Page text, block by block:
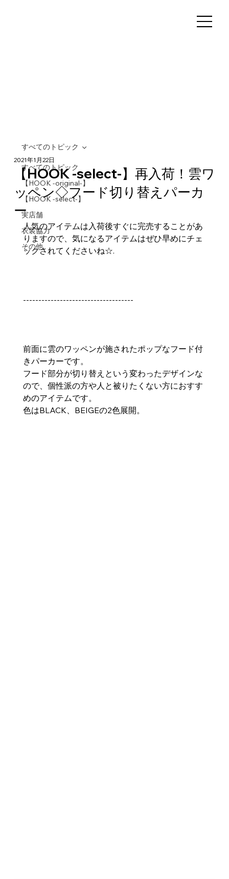
すべてのトピック
【HOOK -original-】
【HOOK -select-】
実店舗
衣装協力
その他
すべてのトピック
【HOOK -select-】再入荷！雲ワ
ッペン◇フード切り替えパーカ
ー
2021年1月22日
人気のアイテムは入荷後すぐに完売することがあ
りますので、気になるアイテムはぜひ早めにチェ
ックされてくださいね☆.
------------------------------------
前面に雲のワッペンが施されたポップなフード付
きパーカーです。
フード部分が切り替えという変わったデザインな
ので、個性派の方や人と被りたくない方におすす
めのアイテムです。
色はBLACK、BEIGEの2色展開。